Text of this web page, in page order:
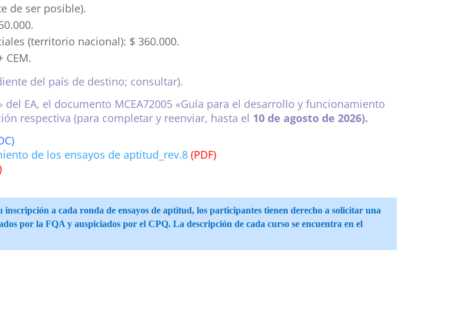
de ser posible).
(territorio nacional): $ 360.000.
CEM.
del país de destino; consultar).
EA, el documento MCEA72005 «Guía para el desarrollo y funcionamiento
respectiva (para completar y reenviar, hasta el 10 de agosto de 2026).
de los ensayos de aptitud_rev.8(PDF)
a cada ronda de ensayos de aptitud, los participantes tienen derecho a solicitar una
por la FQA y auspiciados por el CPQ. La descripción de cada curso se encuentra en el